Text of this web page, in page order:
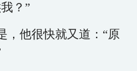
？”
，他很快就又道：“原